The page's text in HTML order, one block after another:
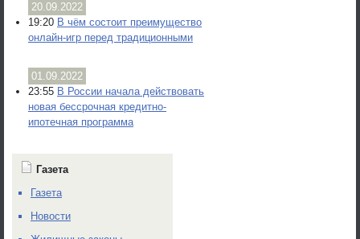
20.09.2022
19:20 В чём состоит преимущество
онлайн-игр перед традиционными
01.09.2022
23:55 В России начала действовать
новая бессрочная кредитно-
ипотечная программа
Газета
Газета
Новости